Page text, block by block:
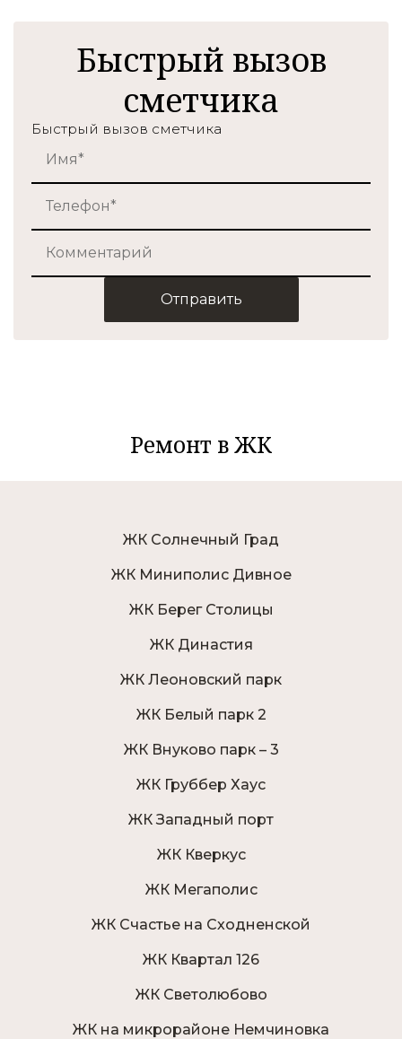
Быстрый вызов
сметчика
Быстрый вызов сметчика
Отправить
Ремонт в ЖК
ЖК Солнечный Град
ЖК Миниполис Дивное
ЖК Берег Столицы
ЖК Династия
ЖК Леоновский парк
ЖК Белый парк 2
ЖК Внуково парк – 3
ЖК Груббер Хаус
ЖК Западный порт
ЖК Кверкус
ЖК Мегаполис
ЖК Счастье на Сходненской
ЖК Квартал 126
ЖК Светолюбово
ЖК на микрорайоне Немчиновка